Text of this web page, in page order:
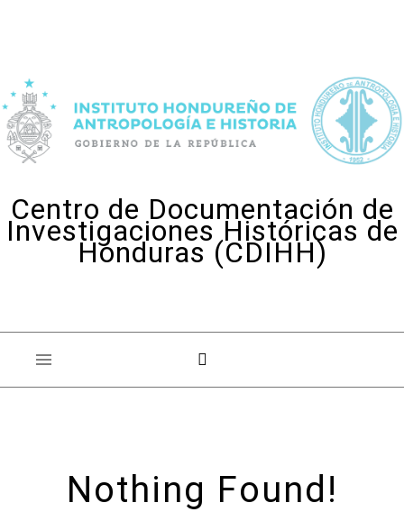
Centro de Documentación de
Investigaciones Históricas de
Honduras (CDIHH)
Nothing Found!